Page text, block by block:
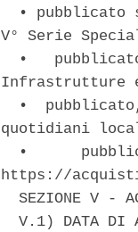
• pubblicato
V° Serie
•
Infrastrutture
•
quotidiani
•
https://
SEZIONE V -
V.1) DATA DI